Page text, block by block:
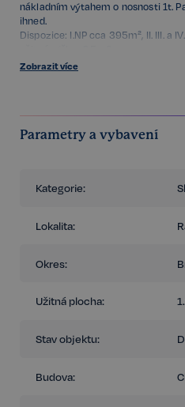
nákladním výtahem o nosnosti 1t.
ihned.
Dispozice: I.NP cca 395m², II. III. a
Vytápění akumulačními kamny
Zobrazit více
Parametry a vybavení
Kategorie:
Lokalita:
Okres:
Užitná plocha:
Stav objektu:
Budova: